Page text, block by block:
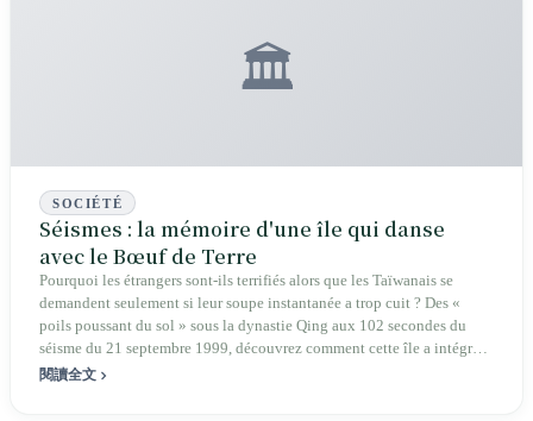
🏛️
SOCIÉTÉ
Séismes : la mémoire d'une île qui danse
avec le Bœuf de Terre
Pourquoi les étrangers sont-ils terrifiés alors que les Taïwanais se
demandent seulement si leur soupe instantanée a trop cuit ? Des «
poils poussant du sol » sous la dynastie Qing aux 102 secondes du
séisme du 21 septembre 1999, découvrez comment cette île a intégré
la catastrophe dans son quotidien.
閱讀全文